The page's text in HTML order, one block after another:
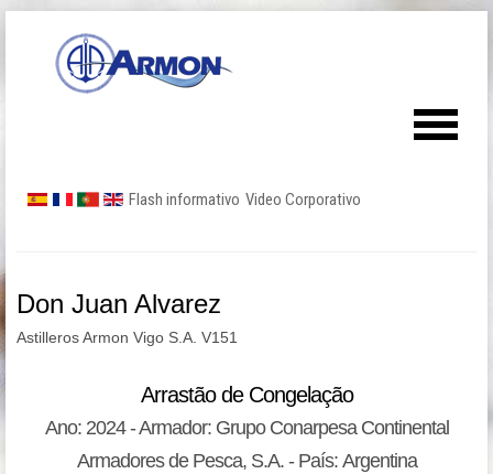
Flash informativo Video Corporativo
Don Juan Alvarez
Astilleros Armon Vigo S.A. V151
Arrastão de Congelação
Ano: 2024 - Armador: Grupo Conarpesa Continental
Armadores de Pesca, S.A. - País: Argentina